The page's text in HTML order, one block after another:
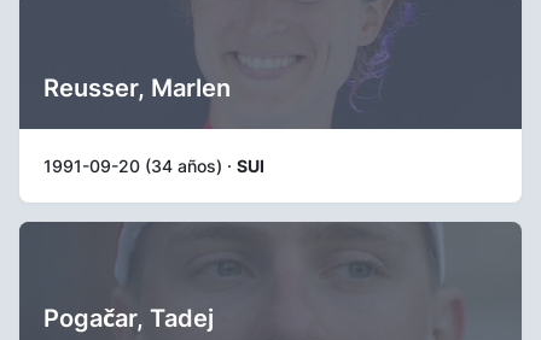
Reusser, Marlen
1991-09-20 (34 años) · SUI
Pogačar, Tadej